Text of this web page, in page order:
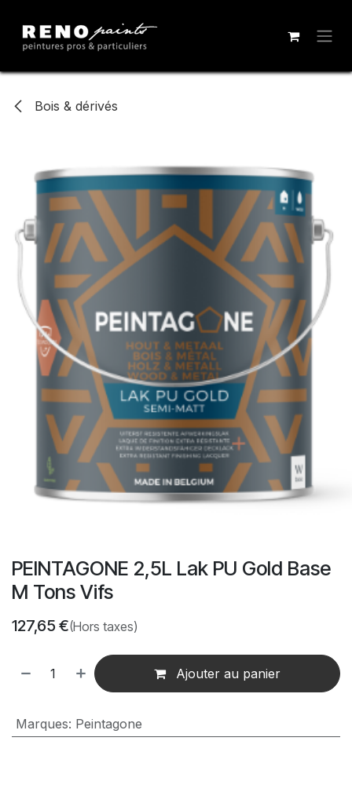
Bois & dérivés
PEINTAGONE 2,5L Lak PU Gold Base
M Tons Vifs
127,65 €(Hors taxes)
Ajouter au panier
Marques: Peintagone